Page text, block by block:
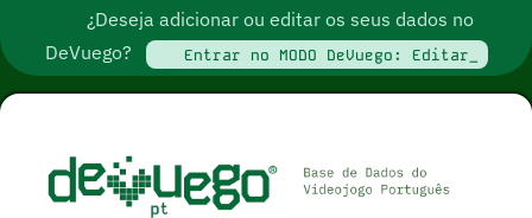
¿Deseja adicionar ou editar os seus dados no
DeVuego?
Entrar no MODO DeVuego: Editar_